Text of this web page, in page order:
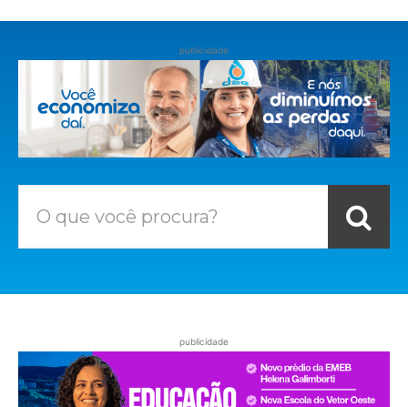
publicidade
O que você procura?
publicidade